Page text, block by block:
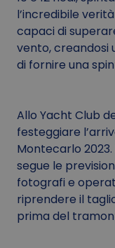
l’incredibile
capaci di
vento, creandosi
di fornire una
Allo Yacht Club
festeggiare
Montecarlo
segue le
fotografi e
riprendere il
prima del